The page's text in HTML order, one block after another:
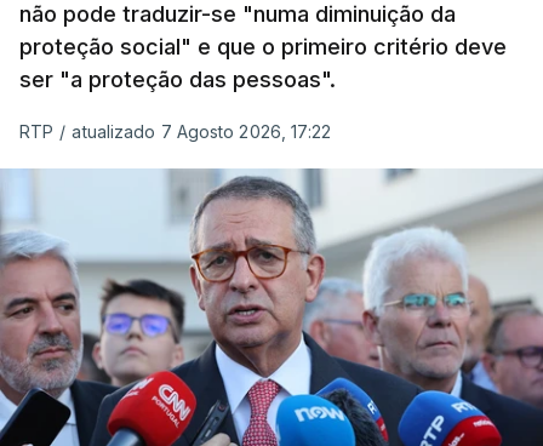
não pode traduzir-se "numa diminuição da
proteção social" e que o primeiro critério deve
ser "a proteção das pessoas".
RTP / atualizado 7 Agosto 2026, 17:22